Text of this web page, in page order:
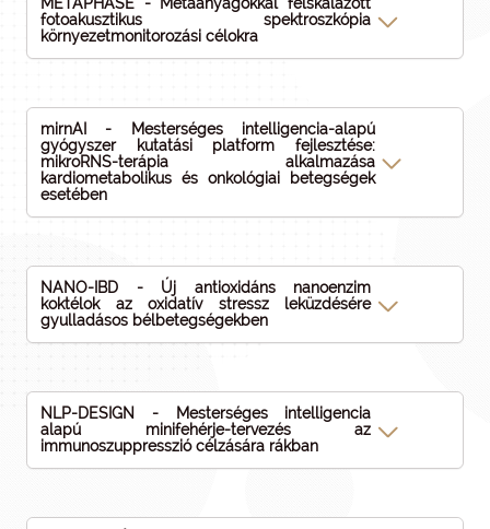
fotoakusztikus spektroszkópia
környezetmonitorozási célokra
mirnAI - Mesterséges intelligencia-alapú
gyógyszer kutatási platform fejlesztése:
mikroRNS-terápia alkalmazása
kardiometabolikus és onkológiai betegségek
esetében
NANO-IBD - Új antioxidáns nanoenzim
koktélok az oxidatív stressz leküzdésére
gyulladásos bélbetegségekben
NLP-DESIGN - Mesterséges intelligencia
alapú minifehérje-tervezés az
immunoszuppresszió célzására rákban